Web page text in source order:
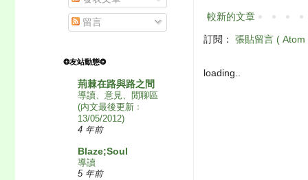
較新的文章
訂閱： 張貼留言 ( Atom
loading..
留言
❂友站動態❂
荊棘在路與路之間
導讀、意見、閒聊區
(內文最後更新﹕
13/05/2012)
4 年前
Blaze;Soul
導讀
5 年前